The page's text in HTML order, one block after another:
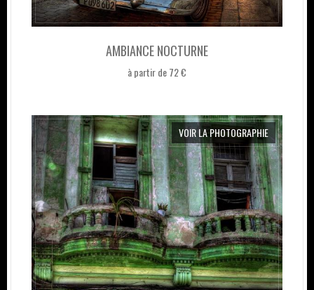
AMBIANCE NOCTURNE
à partir de 72 €
VOIR LA PHOTOGRAPHIE